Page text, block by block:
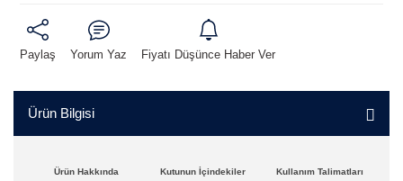
Paylaş Yorum Yaz Fiyatı Düşünce Haber Ver
Ürün Bilgisi
Ürün Hakkında Kutunun İçindekiler
Kullanım Talimatları